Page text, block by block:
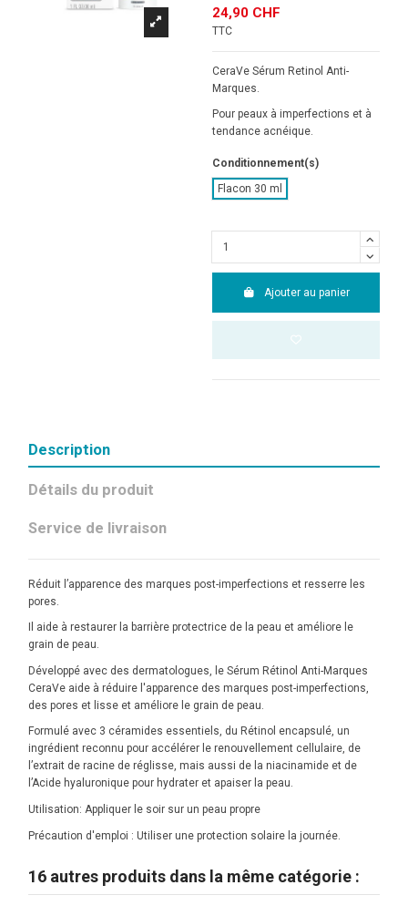
24,90 CHF
TTC
CeraVe Sérum Retinol Anti-
Marques.
Pour peaux à imperfections et à
tendance acnéique.
Conditionnement(s)
Flacon 30 ml
Ajouter au panier
Description
Détails du produit
Service de livraison
Réduit l’apparence des marques post-imperfections et resserre les
pores.
Il aide à restaurer la barrière protectrice de la peau et améliore le
grain de peau.
Développé avec des dermatologues, le Sérum Rétinol Anti-Marques
CeraVe aide à réduire l'apparence des marques post-imperfections,
des pores et lisse et améliore le grain de peau.
Formulé avec 3 céramides essentiels, du Rétinol encapsulé, un
ingrédient reconnu pour accélérer le renouvellement cellulaire, de
l’extrait de racine de réglisse, mais aussi de la niacinamide et de
l’Acide hyaluronique pour hydrater et apaiser la peau.
Utilisation: Appliquer le soir sur un peau propre
Précaution d'emploi : Utiliser une protection solaire la journée.
16 autres produits dans la même catégorie :